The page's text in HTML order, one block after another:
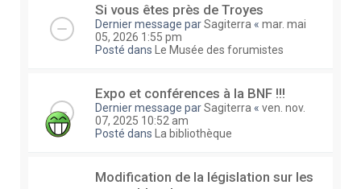
Si vous êtes près de Troyes
Dernier message parSagiterra « mar. mai
05, 2026 1:55 pm
Posté dans
Le Musée des forumistes
Expo et conférences à la BNF !!!
Dernier message parSagiterra « ven. nov.
07, 2025 10:52 am
Posté dans
La bibliothèque
Modification de la législation sur les